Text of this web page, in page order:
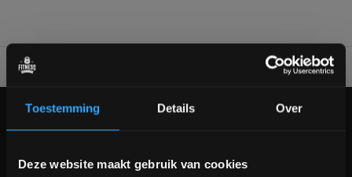
Toestemming Details Over
Deze website maakt gebruik van cookies
Voor 95% direct uit voorraad geleverd Professionele
KLANTENSERVICE
+31 (0)24 645 1309
Bam! 5% korting op je volgende